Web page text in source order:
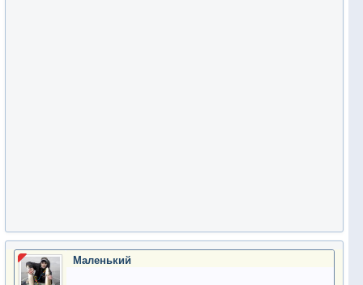
Маленький